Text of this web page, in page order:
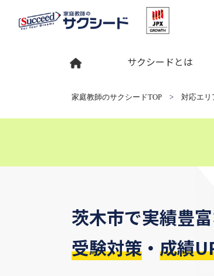
サクシードとは
家庭教師のサクシードTOP > 対応エリ
茨木市で実績豊
受験対策 ・ 成績